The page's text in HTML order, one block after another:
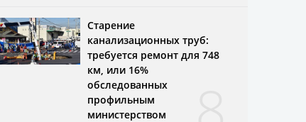
Старение
канализационных труб:
требуется ремонт для 748
км, или 16%
обследованных
профильным
министерством